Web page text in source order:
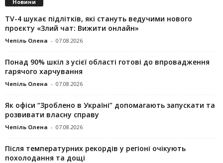
Новини
TV-4 шукає підлітків, які стануть ведучими нового
проєкту «Злий чат: Вижити онлайн»
Чепіль Олена - 07.08.2026
Понад 90% шкіл з усієї області готові до впровадження
гарячого харчування
Чепіль Олена - 07.08.2026
Як офіси “Зроблено в Україні” допомагають запускaти та
розвивати власну справу
Чепіль Олена - 07.08.2026
Після температурних рекордів у регіоні очікують
похолодання та дощі